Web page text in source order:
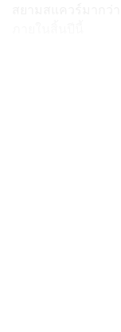
เกร็ดที่น่าสนใจคือ
ถอดเ